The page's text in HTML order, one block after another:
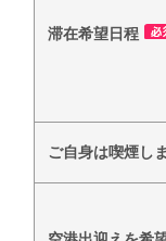
滞在希望日程
ご自身は喫煙し